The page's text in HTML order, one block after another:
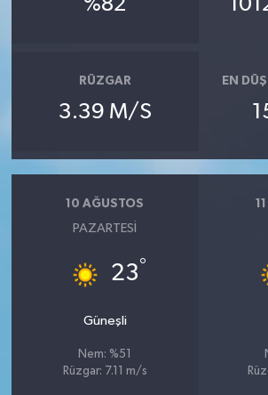
RÜZGAR
3.39 M/S
EN
10 AĞUSTOS
PAZARTESI
23°
Güneşli
Nem: %51
Rüzgar: 7.11 m/s